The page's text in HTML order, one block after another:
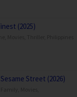
(2025)
Street (2026)